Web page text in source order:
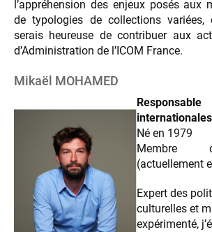
l’appréhension des enjeux posés aux
de typologies de collections variées,
serais heureuse de contribuer aux
d’Administration de l’ICOM France.
Mikaël MOHAMED
Né en 1979
Membre
(actuellement
Expert des
culturelles et
expérimenté,